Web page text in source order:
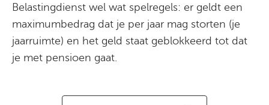
Belastingdienst wel wat spelregels: er geldt een
maximumbedrag dat je per jaar mag storten (je
jaarruimte) en het geld staat geblokkeerd tot dat
je met pensioen gaat.